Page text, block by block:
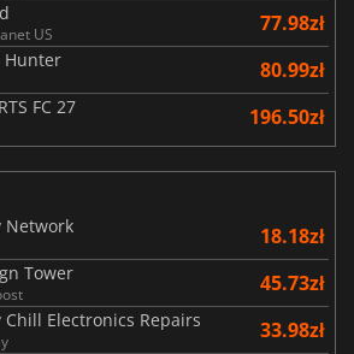
US 77.98zł
Hunter 80.99zł
FC 27 196.50zł
Network
18.18zł
Tower 45.73zł
Chill Electronics Repairs 33.98zł